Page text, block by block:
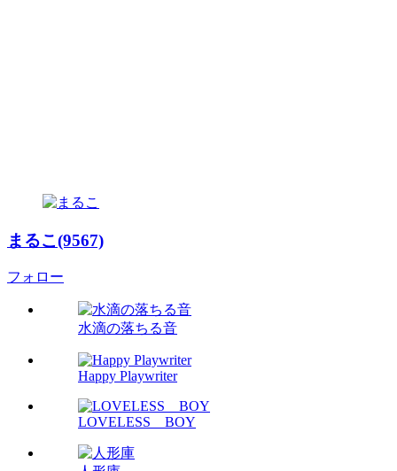
まるこ(9567)
フォロー
水滴の落ちる音
Happy Playwriter
LOVELESS BOY